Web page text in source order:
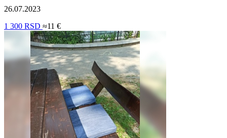
26.07.2023
1 300 RSD ≈11 €